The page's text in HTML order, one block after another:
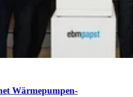
Wärmepumpen-